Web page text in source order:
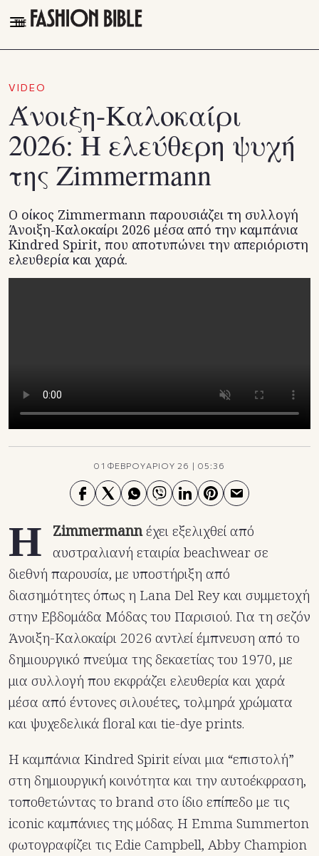
THE FASHION BIBLE
FASHION
BEAUTY
TALK OF THE TOWN
PLEASURES
VIDEOS
FOLLOW
Facebook
VIDEO
Άνοιξη-Καλοκαίρι
2026: Η ελεύθερη ψυχή
της Zimmermann
Ο οίκος Zimmermann παρουσιάζει τη συλλογή
Άνοιξη-Καλοκαίρι 2026 μέσα από την καμπάνια
Kindred Spirit, που αποτυπώνει την απεριόριστη
ελευθερία και χαρά.
01 ΦΕΒΡΟΥΑΡΙΟΥ 26 | 05:36
Η Zimmermannέχει εξελιχθεί από
αυστραλιανή εταιρία beachwear σε
διεθνή παρουσία, με υποστήριξη από
διασημότητες όπως η Lana Del Rey και συμμετοχή
στην Εβδομάδα Μόδας του Παρισιού. Για τη σεζόν
Άνοιξη-Καλοκαίρι 2026 αντλεί έμπνευση από το
δημιουργικό πνεύμα της δεκαετίας του 1970, με
μια συλλογή που εκφράζει ελευθερία και χαρά
μέσα από έντονες σιλουέτες, τολμηρά χρώματα
και ψυχεδελικά floral και tie-dye prints.
Η καμπάνια Kindred Spirit είναι μια “επιστολή”
στη δημιουργική κοινότητα και την αυτοέκφραση,
τοποθετώντας το brand στο ίδιο επίπεδο με τις
iconic καμπάνιες της μόδας. Η Emma Summerton
φωτογραφίζει τις Edie Campbell, Abby Champion